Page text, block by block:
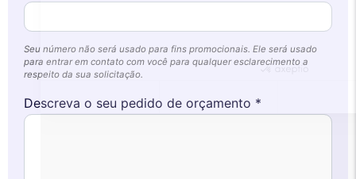
Ok para mim
Seu número não será usado para fins promocionais. Ele será usado
para entrar em contato com você para qualquer esclarecimento a
respeito da sua solicitação.
Descreva o seu pedido de orçamento *